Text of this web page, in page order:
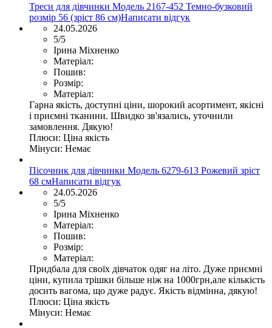
Треси для дівчинки Модель 2167-452 Темно-бузковий
розмір 56 (зріст 86 см)Написати відгук
24.05.2026
5/5
Ірина Міхненко
Матеріал:
Пошив:
Розмір:
Матеріал:
Гарна якість, доступні ціни, шорокий асортимент, якісні
і приємні тканини. Швидко зв'язались, уточнили
замовлення. Дякую!
Плюси: Ціна якість
Мінуси: Немає
Пісочник для дівчинки Модель 6279-613 Рожевий зріст
68 смНаписати відгук
24.05.2026
5/5
Ірина Міхненко
Матеріал:
Пошив:
Розмір:
Матеріал:
Придбала для своїх дівчаток одяг на літо. Дуже приємні
ціни, купила трішки більше ніж на 1000грн,але кількість
досить вагома, що дуже радує. Якість відмінна, дякую!
Плюси: Ціна якість
Мінуси: Немає